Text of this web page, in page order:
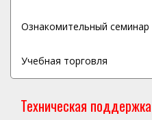
Ознакомительный семинар
Учебная торговля
Техническая поддержка